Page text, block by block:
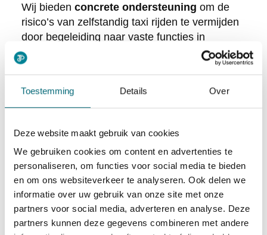
Toestemming Details Over
Deze website maakt gebruik van cookies
We gebruiken cookies om content en advertenties te
personaliseren, om functies voor social media te bieden
en om ons websiteverkeer te analyseren. Ook delen we
informatie over uw gebruik van onze site met onze
partners voor social media, adverteren en analyse. Deze
partners kunnen deze gegevens combineren met andere
Wij bieden concrete ondersteuning om de
risico’s van zelfstandig taxi rijden te vermijden
door begeleiding naar vaste functies in
loondienst. Onze dienstverlening omvat
volledige begeleiding, van opleiding tot
Onze ondersteuning omvat:
Begeleiding bij het complete
opleidingstraject, inclusief
vergunningsaanvraag
Training over administratieve
verplichtingen en belastingkwesties
Professionele plaatsing bij
gerenommeerde vervoersbedrijven